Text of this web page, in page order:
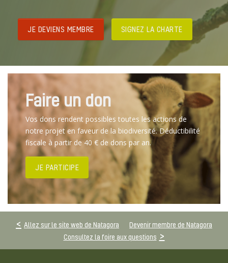
JE DEVIENS MEMBRE SIGNEZ LA CHARTE
Faire un don
Vos dons rendent possibles toutes les actions de
notre projet en faveur de la biodiversité. Déductibilité
fiscale à partir de 40 € de dons par an.
JE PARTICIPE
Allez sur le site web de Natagora
Devenir membre de Natagora
Consultez la foire aux questions